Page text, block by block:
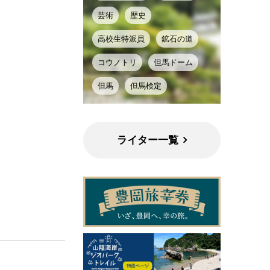
芸術 歴史
高校生特派員 鉱石の道
コウノトリ 但馬ドーム
但馬 但馬検定
ライター一覧